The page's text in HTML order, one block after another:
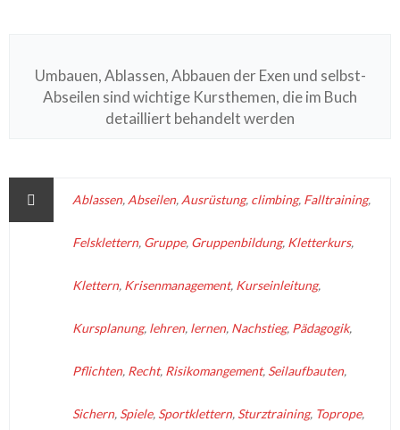
Umbauen, Ablassen, Abbauen der Exen und selbst-
Abseilen sind wichtige Kursthemen, die im Buch
detailliert behandelt werden
Ablassen, Abseilen, Ausrüstung, climbing, Falltraining,
Felsklettern, Gruppe, Gruppenbildung, Kletterkurs,
Klettern, Krisenmanagement, Kurseinleitung,
Kursplanung, lehren, lernen, Nachstieg, Pädagogik,
Pflichten, Recht, Risikomangement, Seilaufbauten,
Sichern, Spiele, Sportklettern, Sturztraining, Toprope,